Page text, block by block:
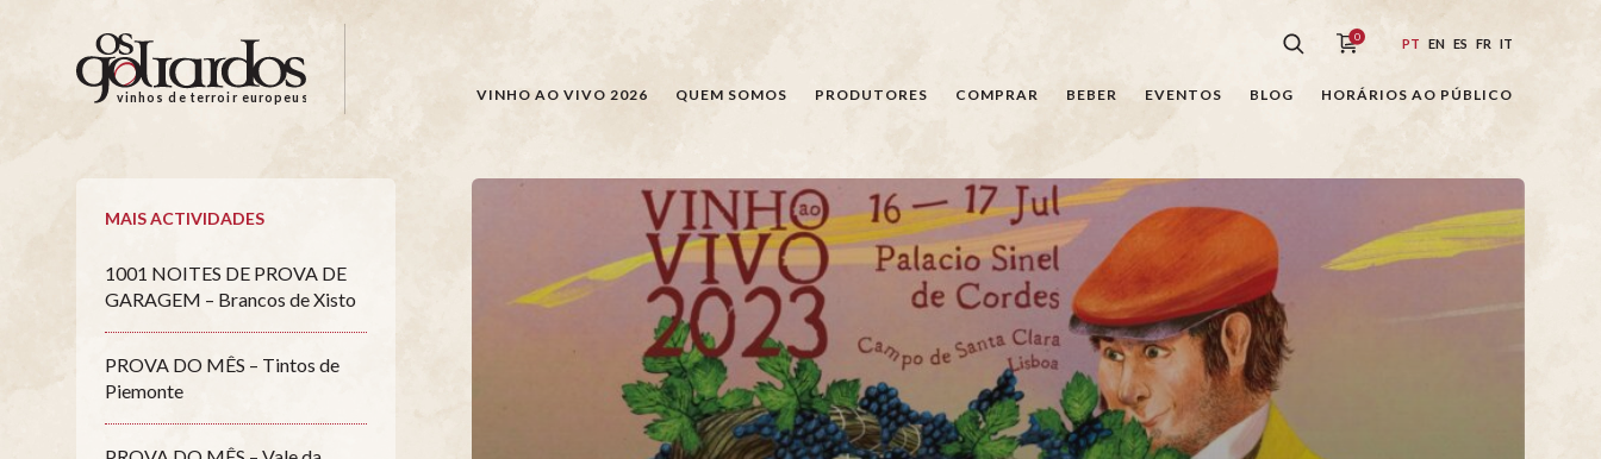
Os
Goliardos
Vinhos
Terroir
vinhos de terroir europeus
0 PT EN ES FR IT
VINHO AO VIVO 2026 QUEM SOMOS PRODUTORES COMPRAR BEBER EVENTOS BLOG HORÁRIOS AO PÚBLICO
MAIS ACTIVIDADES
1001 NOITES DE PROVA DE
GARAGEM – Brancos de Xisto
PROVA DO MÊS – Tintos de
Piemonte